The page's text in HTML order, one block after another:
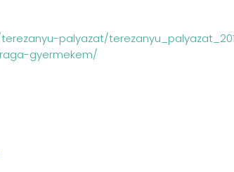
palyazat/
gyermekem/